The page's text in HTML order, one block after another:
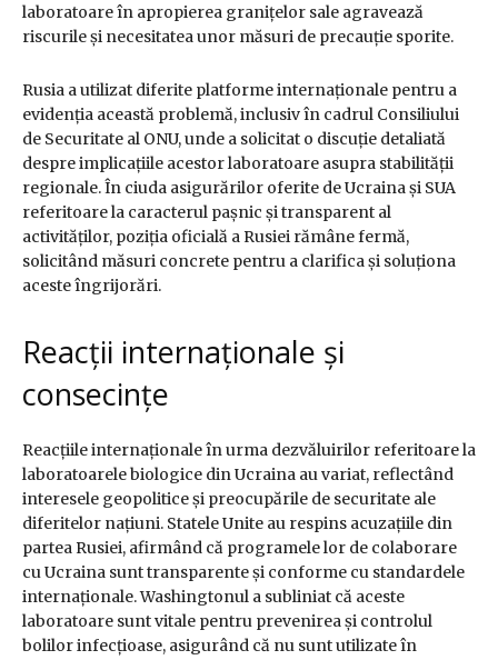
laboratoare în apropierea granițelor sale agravează
riscurile și necesitatea unor măsuri de precauție sporite.
Rusia a utilizat diferite platforme internaționale pentru a
evidenția această problemă, inclusiv în cadrul Consiliului
de Securitate al ONU, unde a solicitat o discuție detaliată
despre implicațiile acestor laboratoare asupra stabilității
regionale. În ciuda asigurărilor oferite de Ucraina și SUA
referitoare la caracterul pașnic și transparent al
activităților, poziția oficială a Rusiei rămâne fermă,
solicitând măsuri concrete pentru a clarifica și soluționa
aceste îngrijorări.
Reacții internaționale și
consecințe
Reacțiile internaționale în urma dezvăluirilor referitoare la
laboratoarele biologice din Ucraina au variat, reflectând
interesele geopolitice și preocupările de securitate ale
diferitelor națiuni. Statele Unite au respins acuzațiile din
partea Rusiei, afirmând că programele lor de colaborare
cu Ucraina sunt transparente și conforme cu standardele
internaționale. Washingtonul a subliniat că aceste
laboratoare sunt vitale pentru prevenirea și controlul
bolilor infecțioase, asigurând că nu sunt utilizate în